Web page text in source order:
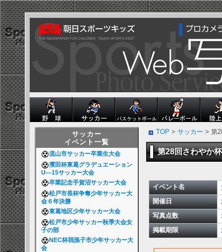
サッカー
イベント一覧
流山市サッカー卒業生大会
濱田杯東葛グラデュエーション
U―15サッカー大会
卒業記念手賀沼サッカー大会
松戸市長杯争奪少年サッカー大
会６年決勝
東葛地区少年サッカー大会
松戸市少年サッカー秋季大会女
子の部
NEC杯我孫子市少年サッカー大
会
TOP > サッカー > 第
第28回さわやか
イベント名
開催日
写真点数
掲載期限